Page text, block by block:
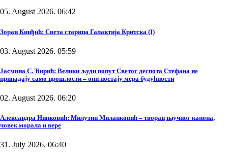
05. August 2026. 06:42
Зоран Кинђић: Света старица Галактија Критска (I)
03. August 2026. 05:59
Јасмина С. Ћирић: Велики људи попут Светог деспота Стефана не
припадају само прошлости – они постају мера будућности
02. August 2026. 06:20
Александра Нинковић: Милутин Миланковић – творац научног канона,
човек морала и вере
31. July 2026. 06:40